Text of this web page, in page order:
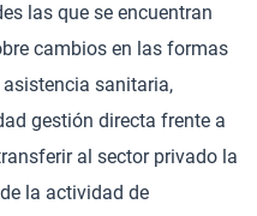
las que se encuentran
cambios en las formas
sanitaria,
gestión directa frente a
al sector privado la
la actividad de